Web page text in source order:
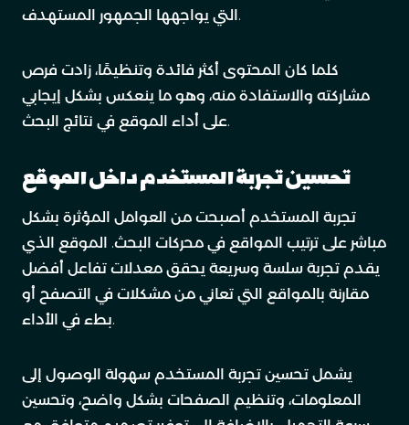
التي يواجهها الجمهور المستهدف.
كلما كان المحتوى أكثر فائدة وتنظيمًا، زادت فرص
مشاركته والاستفادة منه، وهو ما ينعكس بشكل إيجابي
على أداء الموقع في نتائج البحث.
تحسين تجربة المستخدم داخل الموقع
تجربة المستخدم أصبحت من العوامل المؤثرة بشكل
مباشر على ترتيب المواقع في محركات البحث. الموقع الذي
يقدم تجربة سلسة وسريعة يحقق معدلات تفاعل أفضل
مقارنة بالمواقع التي تعاني من مشكلات في التصفح أو
بطء في الأداء.
يشمل تحسين تجربة المستخدم سهولة الوصول إلى
المعلومات، وتنظيم الصفحات بشكل واضح، وتحسين